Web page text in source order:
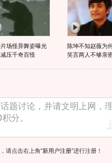
场怪异舞姿曝光
压千奇百怪
陈坤不知赵薇为
笑言两人不够亲
请点击右上角“新用户注册”进行注册！